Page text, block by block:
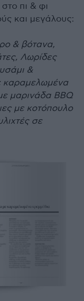
πι & φι
και μεγάλους:
& βότανα,
Λωρίδες
&
καραμελωμένα
μαρινάδα BBQ
με κοτόπουλο
σε